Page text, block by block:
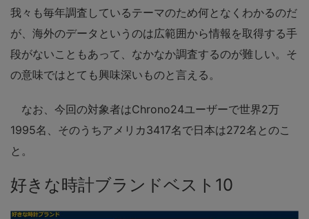
我々も毎年調査しているテーマのため何となくわかるのだ
が、海外のデータというのは広範囲から情報を取得する手
段がないこともあって、なかなか調査するのが難しい。そ
の意味ではとても興味深いものと言える。
なお、今回の対象者はChrono24ユーザーで世界2万
1995名、そのうちアメリカ3417名で日本は272名とのこ
と。
好きな時計ブランドベスト10